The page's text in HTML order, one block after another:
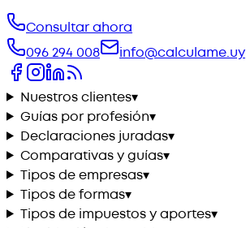
Consultar ahora
096 294 008
info@calculame.uy
Nuestros clientes▾
Guías por profesión▾
Declaraciones juradas▾
Comparativas y guías▾
Tipos de empresas▾
Tipos de formas▾
Tipos de impuestos y aportes▾